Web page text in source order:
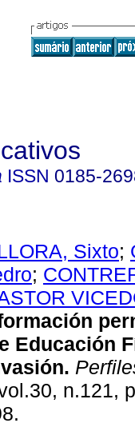
ISSN 0185-
Sixto;
;
Educación
.
n.121,